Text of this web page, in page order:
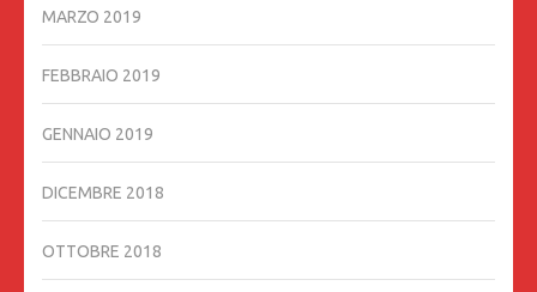
MARZO 2019
FEBBRAIO 2019
GENNAIO 2019
DICEMBRE 2018
OTTOBRE 2018